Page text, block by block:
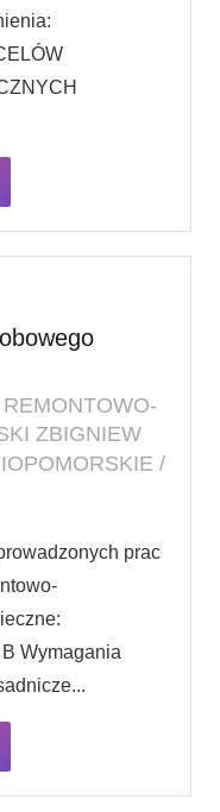
ZBIGNIEW
/
prac
Wymagania